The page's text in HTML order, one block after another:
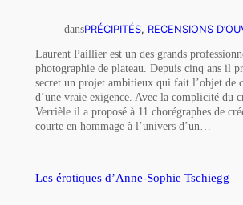
dansPRÉCIPITÉS, RECENSIONS
Laurent Paillier est un des grands
photographie de plateau. Depuis cinq ans il
secret un projet ambitieux qui fait l’objet de
d’une vraie exigence. Avec la complicité du
Verrièle il a proposé à 11 chorégraphes de
courte en hommage à l’univers d’un…
Les érotiques d’Anne-Sophie Tschiegg